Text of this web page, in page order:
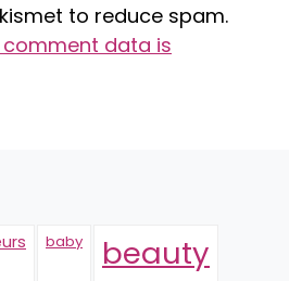
to reduce spam.
comment data is
baby beauty